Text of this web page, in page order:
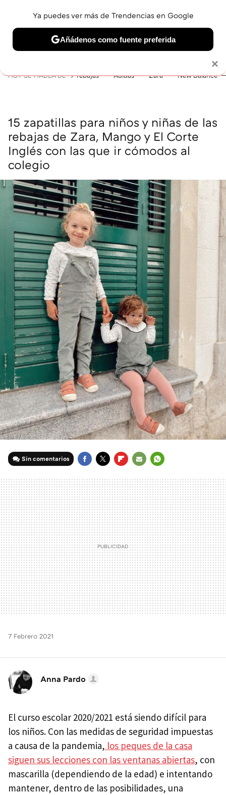
BELLEZA SHOPPING VIAJES GASTRO SNEAKERS
HOY SE HABLA DE rebajas Adidas Zara New Balance
15 zapatillas para niños y niñas de las
rebajas de Zara, Mango y El Corte
Inglés con las que ir cómodos al
colegio
Sin comentarios
MAIL
7 Febrero 2021
Anna Pardo
El curso escolar 2020/2021 está siendo difícil para
los niños. Con las medidas de seguridad impuestas
a causa de la pandemia, los peques de la casa
siguen sus lecciones con las ventanas abiertas, con
mascarilla (dependiendo de la edad) e intentando
mantener, dentro de las posibilidades, una
×
Ya puedes ver más de Trendencias en Google
Añádenos como fuente preferida